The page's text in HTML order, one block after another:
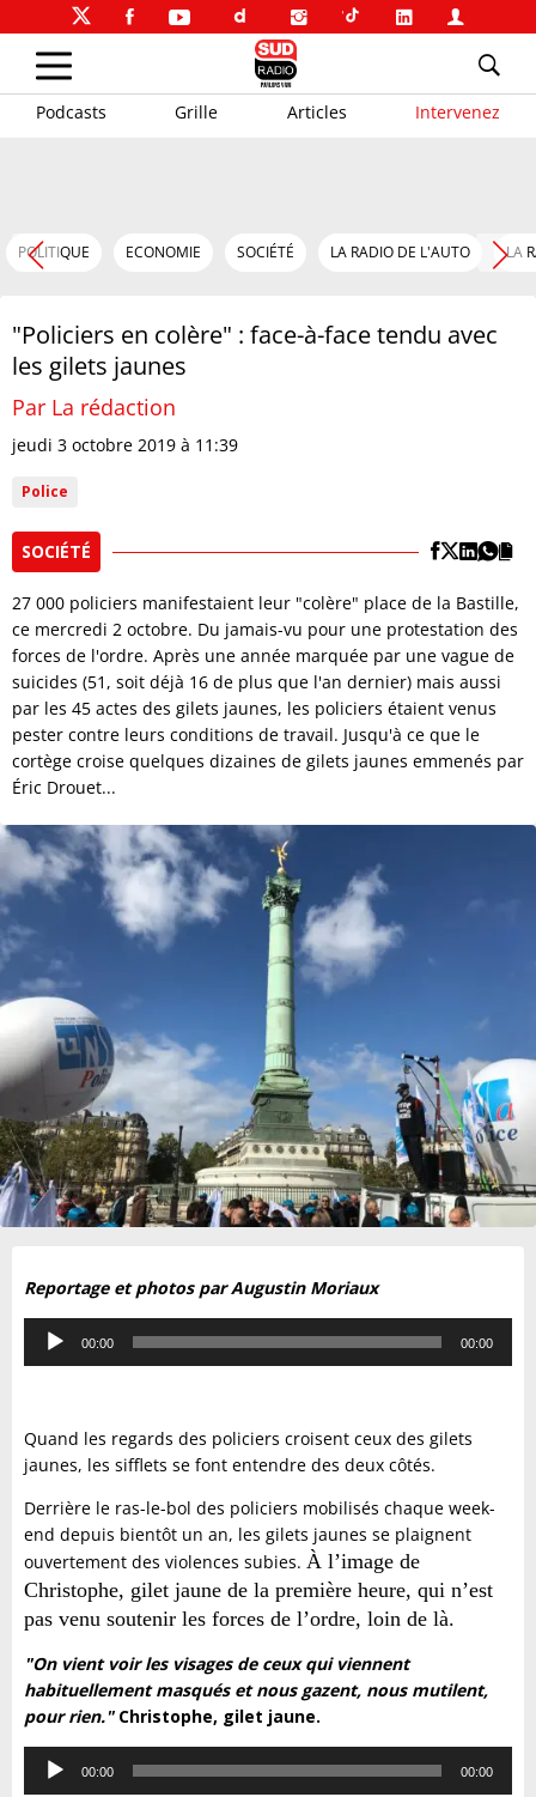
Podcasts Grille Articles Intervenez
POLITIQUE ECONOMIE SOCIÉTÉ LA RADIO DE L'AUTO LA
"Policiers en colère" : face-à-face tendu avec
les gilets jaunes
Par La rédaction
jeudi 3 octobre 2019 à 11:39
Police
SOCIÉTÉ
27 000 policiers manifestaient leur "colère" place de la Bastille,
ce mercredi 2 octobre. Du jamais-vu pour une protestation des
forces de l'ordre. Après une année marquée par une vague de
suicides (51, soit déjà 16 de plus que l'an dernier) mais aussi
par les 45 actes des gilets jaunes, les policiers étaient venus
pester contre leurs conditions de travail. Jusqu'à ce que le
cortège croise quelques dizaines de gilets jaunes emmenés par
Éric Drouet...
Reportage et photos par Augustin Moriaux
Lecteur
audio
00:00 00:00
Quand les regards des policiers croisent ceux des gilets
jaunes, les sifflets se font entendre des deux côtés.
Derrière le ras-le-bol des policiers mobilisés chaque week-
end depuis bientôt un an, les gilets jaunes se plaignent
ouvertement des violences subies. À l’image de
Christophe, gilet jaune de la première heure, qui n’est
pas venu soutenir les forces de l’ordre, loin de là.
"On vient voir les visages de ceux qui viennent
habituellement masqués et nous gazent, nous mutilent,
pour rien." Christophe, gilet jaune.
Lecteur
audio
00:00 00:00